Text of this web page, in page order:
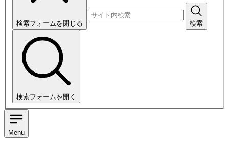
検索フォームを閉じる 検索
検索フォームを開く
Menu